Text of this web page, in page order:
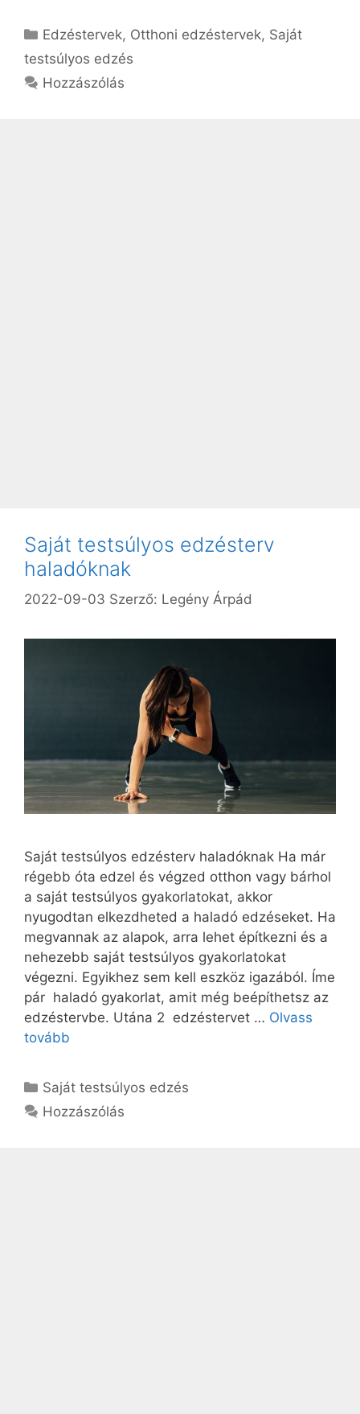
Kategória
Edzéstervek, Otthoni edzéstervek, Saját
testsúlyos edzés
Hozzászólás
Saját testsúlyos edzésterv
haladóknak
2022-09-03 Szerző: Legény Árpád
Saját testsúlyos edzésterv haladóknak Ha már
régebb óta edzel és végzed otthon vagy bárhol
a saját testsúlyos gyakorlatokat, akkor
nyugodtan elkezdheted a haladó edzéseket. Ha
megvannak az alapok, arra lehet építkezni és a
nehezebb saját testsúlyos gyakorlatokat
végezni. Egyikhez sem kell eszköz igazából. Íme
pár haladó gyakorlat, amit még beépíthetsz az
edzéstervbe. Utána 2 edzéstervet … Olvass
tovább
Kategória
Saját testsúlyos edzés
Hozzászólás